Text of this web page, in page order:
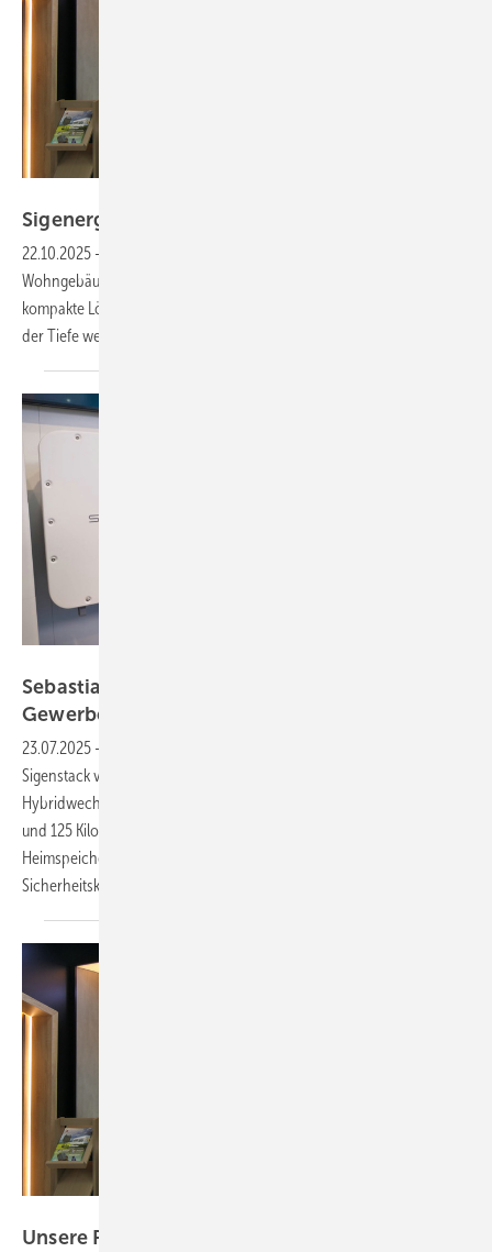
Sigenergy zeigt neuen Hybrid ohne
22.10.2025 -
Wohngebäude vom Hersteller Sigenergy bietet eine effiziente und
kompakte Lösung. Er kommt mit einem lüfterlosen Design und misst in
der Tiefe weniger als zehn
Sebastian Feges von Sigenergy: Neuer
Gewerbespeicher
23.07.2025 -
Sigenstack vor. Er nutzt KI und kommt mit einem externen
Hybridwechselrichter. Je nach Version leistet der Hybrid zwischen 50
und 125 Kilowatt. Zudem verfügt der Speicher, wie auch der
Heimspeicher Sigenstor, über ein ausgeklügeltes
Sicherheitskonzept.
Unsere Produkte der